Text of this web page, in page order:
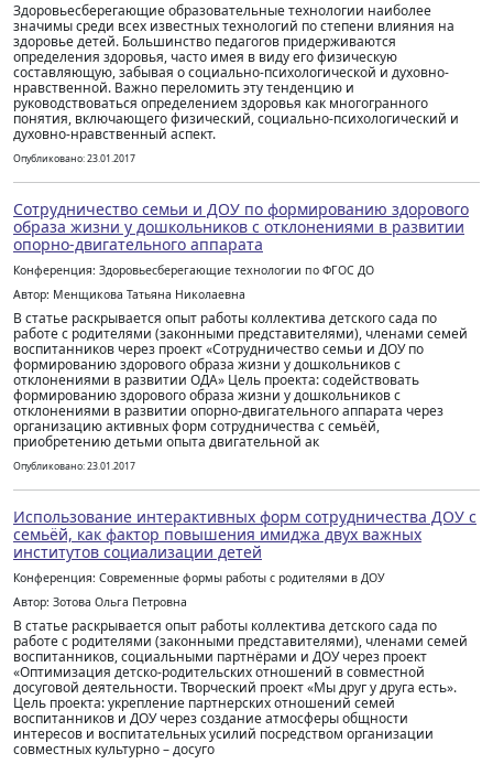
Здоровьесберегающие образовательные технологии наиболее
значимы среди всех известных технологий по степени влияния на
здоровье детей. Большинство педагогов придерживаются
определения здоровья, часто имея в виду его физическую
составляющую, забывая о социально-психологической и духовно-
нравственной. Важно переломить эту тенденцию и
руководствоваться определением здоровья как многогранного
понятия, включающего физический, социально-психологический и
духовно-нравственный аспект.
Опубликовано: 23.01.2017
Сотрудничество семьи и ДОУ по формированию здорового
образа жизни у дошкольников с отклонениями в развитии
опорно-двигательного аппарата
Конференция: Здоровьесберегающие технологии по ФГОС ДО
Автор: Менщикова Татьяна Николаевна
В статье раскрывается опыт работы коллектива детского сада по
работе с родителями (законными представителями), членами семей
воспитанников через проект «Сотрудничество семьи и ДОУ по
формированию здорового образа жизни у дошкольников с
отклонениями в развитии ОДА» Цель проекта: содействовать
формированию здорового образа жизни у дошкольников с
отклонениями в развитии опорно-двигательного аппарата через
организацию активных форм сотрудничества с семьёй,
приобретению детьми опыта двигательной ак
Опубликовано: 23.01.2017
Использование интерактивных форм сотрудничества ДОУ с
семьёй, как фактор повышения имиджа двух важных
институтов социализации детей
Конференция: Современные формы работы с родителями в ДОУ
Автор: Зотова Ольга Петровна
В статье раскрывается опыт работы коллектива детского сада по
работе с родителями (законными представителями), членами семей
воспитанников, социальными партнёрами и ДОУ через проект
«Оптимизация детско-родительских отношений в совместной
досуговой деятельности. Творческий проект «Мы друг у друга есть».
Цель проекта: укрепление партнерских отношений семей
воспитанников и ДОУ через создание атмосферы общности
интересов и воспитательных усилий посредством организации
совместных культурно – досуго